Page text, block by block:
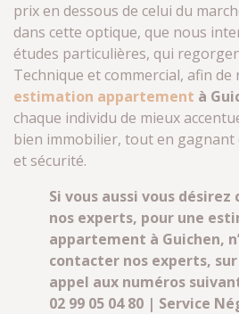
prix en dessous de celui du
dans cette optique, que nous
études particulières, qui
Technique et commercial, afin de
estimation appartement à
chaque individu de mieux
bien immobilier, tout en gagnant
et sécurité.
Si vous aussi vous
nos experts, pour une
appartement à Guichen,
contacter nos experts,
appel aux numéros
02 99 05 04 80 | Service